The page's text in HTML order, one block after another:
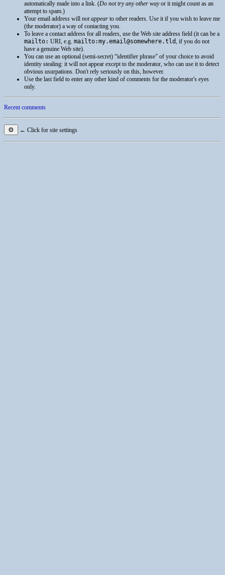
automatically made into a link. (Do not try any other wayor it might count as an
attempt to spam.)
Your email address will not appear to other readers. Use it if you wish to leave me
(the moderator) a way of contacting you.
To leave a contact address for all readers, use the Web site address field (it can be a
mailto: URI, e.g. mailto:my.email@somewhere.tld, if you do not
have a genuine Web site).
You can use an optional (semi-secret) “identifier phrase” of your choice to avoid
identity stealing: it will not appear except to the moderator, who can use it to detect
obvious usurpations. Don't rely seriously on this, however.
Use the last field to enter any other kind of comments for the moderator's eyes
only.
Recent comments
⚙ ← Click for site settings